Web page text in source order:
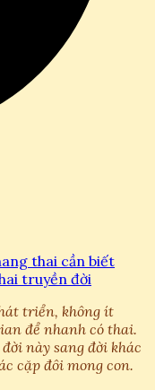
thai cần biết
truyền đời
triển, không ít
để nhanh có thai.
này sang đời khác
cặp đôi mong con.